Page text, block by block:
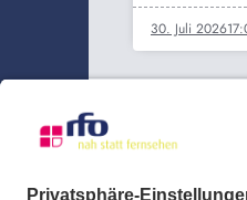
30. Juli 2026